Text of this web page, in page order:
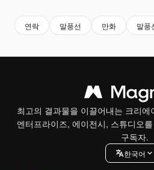
연락 말풍선 만화 말풍
최고의 결과물을 이끌어내는 크리
엔터프라이즈, 에이전시, 스튜디오
구독자.
한국어